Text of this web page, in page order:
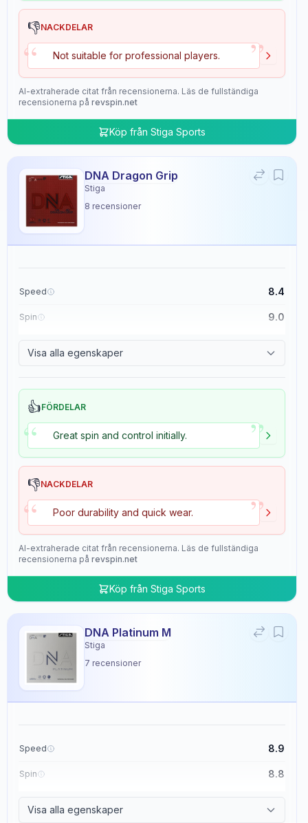
👎NACKDELAR
“ Not suitable for professional players. ”
AI-extraherade citat från recensionerna. Läs de fullständiga
recensionerna på revspin.net
Köp från Stiga Sports
DNA Dragon Grip
Stiga
8 recensioner
Speed 8.4
Spin 9.0
Visa alla egenskaper
👍FÖRDELAR
“ Great spin and control initially. ”
👎NACKDELAR
“ Poor durability and quick wear. ”
AI-extraherade citat från recensionerna. Läs de fullständiga
recensionerna på revspin.net
Köp från Stiga Sports
DNA Platinum M
Stiga
7 recensioner
Speed 8.9
Spin 8.8
Visa alla egenskaper